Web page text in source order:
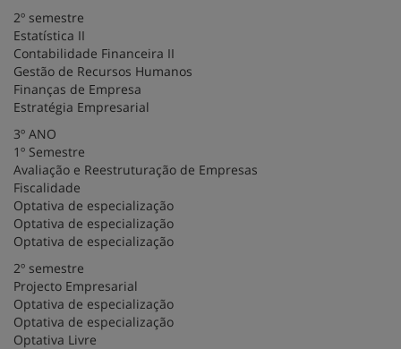
2º semestre
Estatística II
Contabilidade Financeira II
Gestão de Recursos Humanos
Finanças de Empresa
Estratégia Empresarial
3º ANO
1º Semestre
Avaliação e Reestruturação de Empresas
Fiscalidade
Optativa de especialização
Optativa de especialização
Optativa de especialização
2º semestre
Projecto Empresarial
Optativa de especialização
Optativa de especialização
Optativa Livre